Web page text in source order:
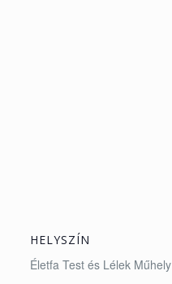
HELYSZÍN
Életfa Test és Lélek Műhely